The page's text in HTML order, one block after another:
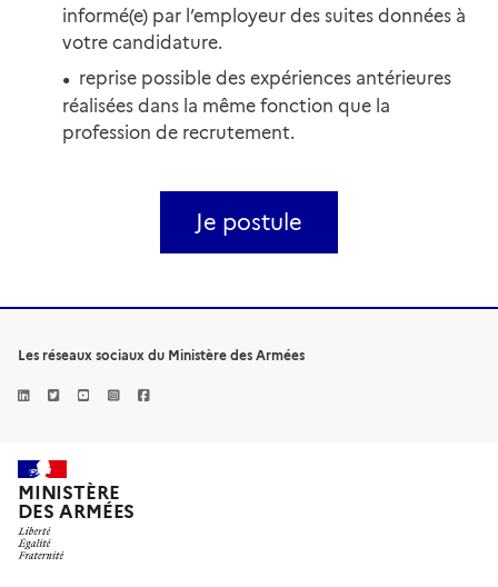
informé(e) par l’employeur des suites données à
votre candidature.
reprise possible des expériences antérieures
réalisées dans la même fonction que la
profession de recrutement.
Je postule
Les réseaux sociaux du Ministère des Armées
MINISTÈRE
DES ARMÉES